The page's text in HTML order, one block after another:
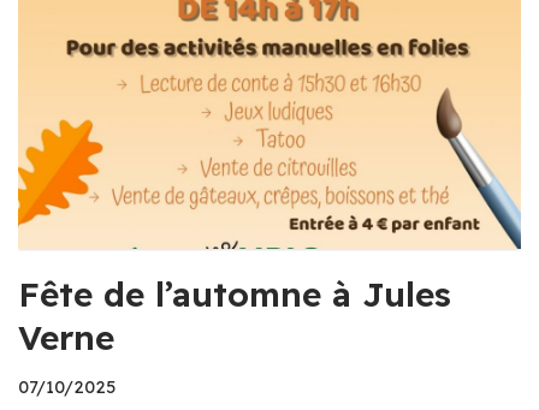
Fête de l’automne à Jules
Verne
07/10/2025